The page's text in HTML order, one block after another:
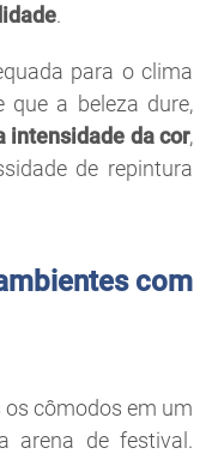
.
para o clima
que a beleza dure,
intensidade da cor,
de repintura
com
cômodos em um
arena de festival.